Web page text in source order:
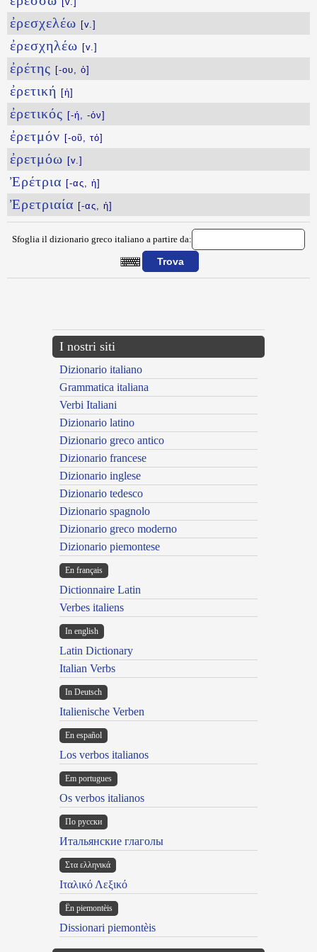
ἐρεσχελέω [v.]
ἐρεσχηλέω [v.]
ἐρέτης [-ου, ὁ]
ἐρετική [ἡ]
ἐρετικός [-ή, -όν]
ἐρετμόν [-οῦ, τό]
ἐρετμόω [v.]
Ἐρέτρια [-ας, ἡ]
Ἐρετριαία [-ας, ἡ]
Sfoglia il dizionario greco italiano a partire da:
I nostri siti
Dizionario italiano
Grammatica italiana
Verbi Italiani
Dizionario latino
Dizionario greco antico
Dizionario francese
Dizionario inglese
Dizionario tedesco
Dizionario spagnolo
Dizionario greco moderno
Dizionario piemontese
En français
Dictionnaire Latin
Verbes italiens
In english
Latin Dictionary
Italian Verbs
In Deutsch
Italienische Verben
En español
Los verbos italianos
Em portugues
Os verbos italianos
По русски
Итальянские глаголы
Στα ελληνικά
Ιταλικό Λεξικό
Ën piemontèis
Dissionari piemontèis